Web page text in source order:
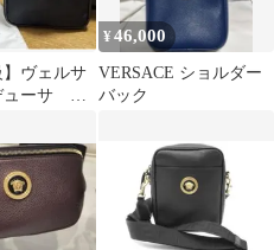
】ヴェルサ
ーサ シ
¥46,000
VERSACE ショルダー
バック